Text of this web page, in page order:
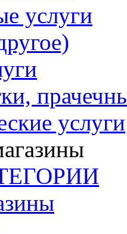
услуги
услуги